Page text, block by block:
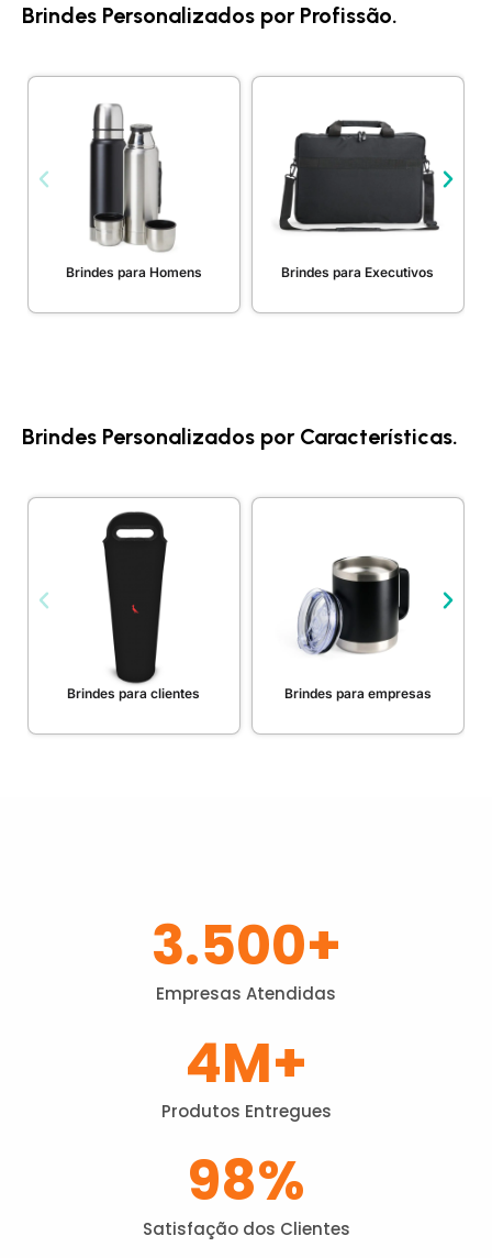
Brindes Personalizados por Profissão.
Brindes para Homens Brindes para Executivos
Brindes Personalizados por Características.
Brindes para clientes Brindes para empresas
Empresas Atendidas
3.500+
Produtos Entregues
4M+
Satisfação dos Clientes
98%